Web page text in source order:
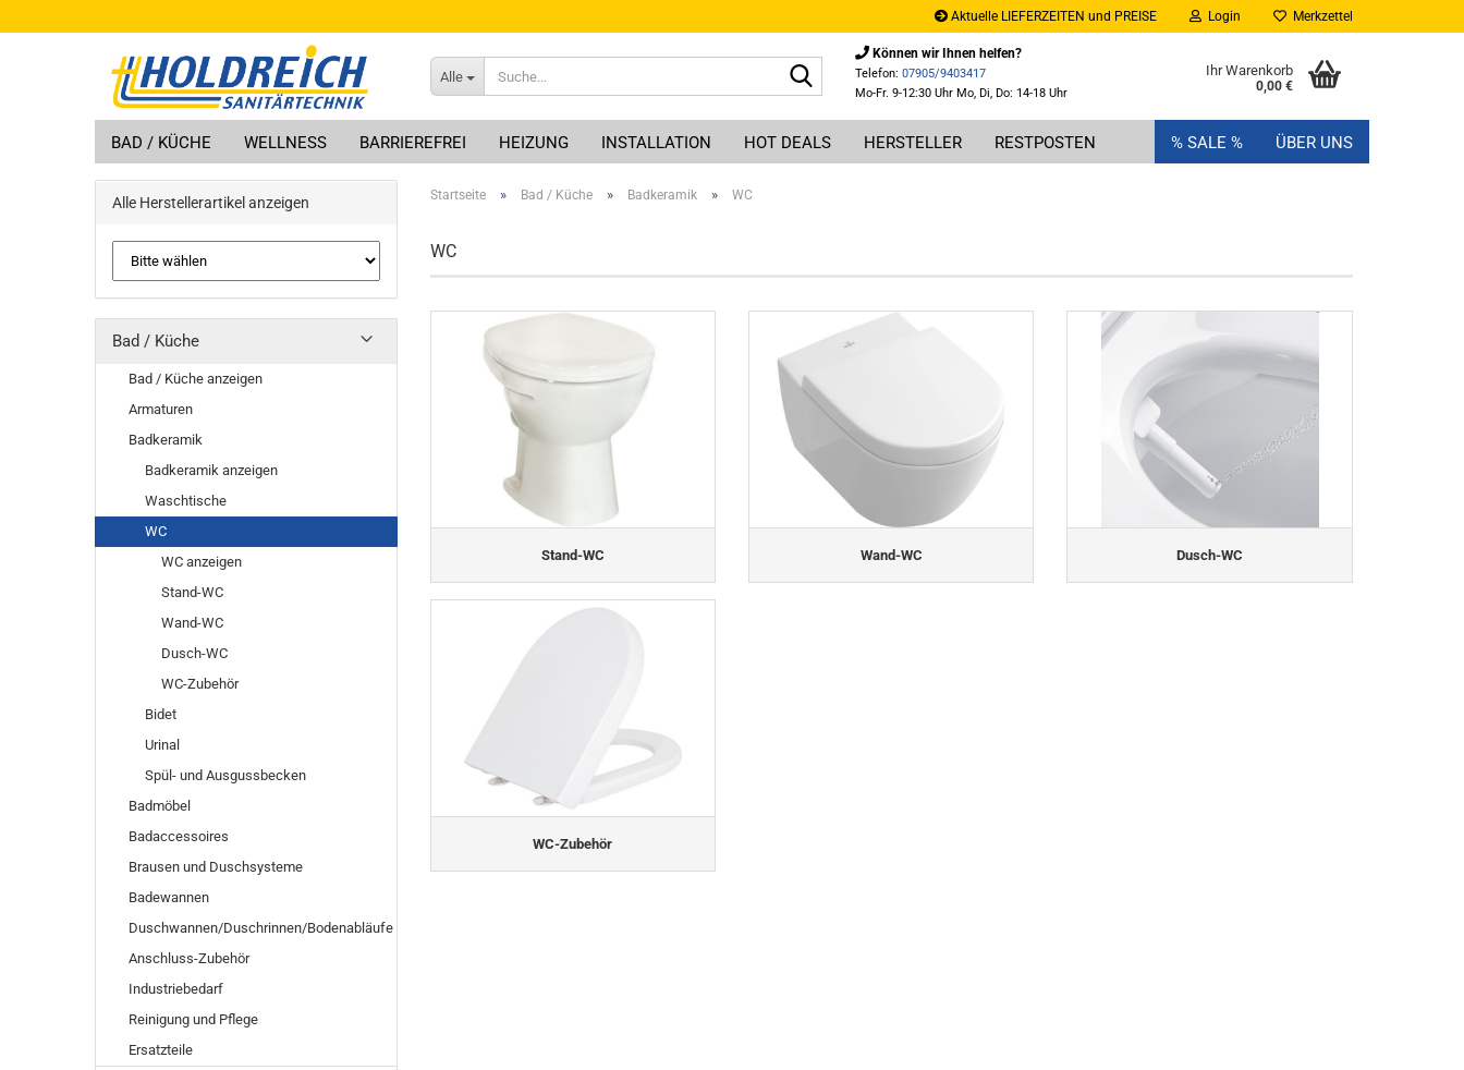
Aktuelle LIEFERZEITEN und PREISE Login Merkzettel
Alle
Suche...
Können wir Ihnen helfen?
Telefon: 07905/9403417
Mo-Fr. 9-12:30 Uhr Mo, Di, Do: 14-18 Uhr
Ihr Warenkorb
0,00 €
BAD / KÜCHE WELLNESS BARRIEREFREI HEIZUNG INSTALLATION HOT DEALS HERSTELLER RESTPOSTEN % SALE % ÜBER UNS
Startseite » Bad / Küche » Badkeramik » WC
WC
Stand-WC Wand-WC Dusch-WC
WC-Zubehör
Alle Herstellerartikel anzeigen
Bad / Küche
Bad / Küche anzeigen
Armaturen
Badkeramik
Badkeramik anzeigen
Waschtische
WC
WC anzeigen
Stand-WC
Wand-WC
Dusch-WC
WC-Zubehör
Bidet
Urinal
Spül- und Ausgussbecken
Badmöbel
Badaccessoires
Brausen und Duschsysteme
Badewannen
Duschwannen/Duschrinnen/Bodenabläufe
Anschluss-Zubehör
Industriebedarf
Reinigung und Pflege
Ersatzteile